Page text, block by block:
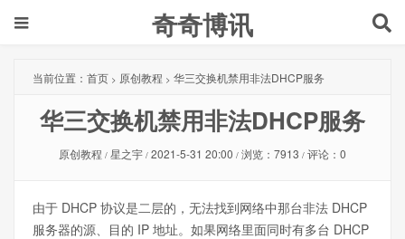
奇奇博讯
当前位置： 首页 > 原创教程 > 华三交换机禁用非法DHCP服务
华三交换机禁用非法DHCP服务
原创教程 / 星之宇 / 2021-5-31 20:00 / 浏览：7913 / 评论：0
由于 DHCP 协议是二层的，无法找到网络中那台非法 DHCP
服务器的源、目的 IP 地址。如果网络里面同时有多台 DHCP